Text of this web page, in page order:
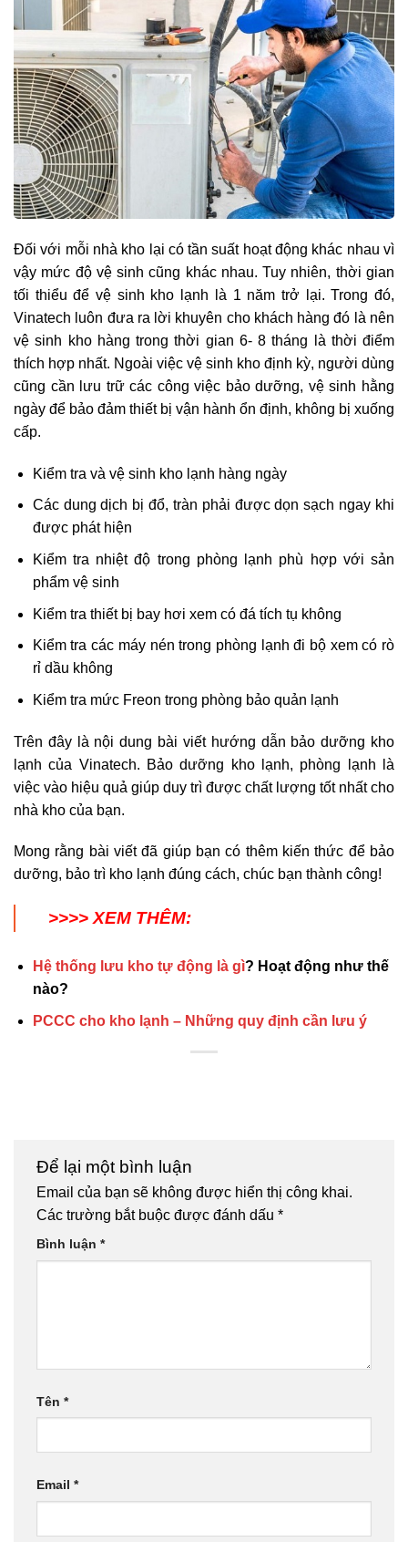
Đối với mỗi nhà kho lại có tần suất hoạt động khác nhau vì
vậy mức độ vệ sinh cũng khác nhau. Tuy nhiên, thời gian
tối thiểu để vệ sinh kho lạnh là 1 năm trở lại. Trong đó,
Vinatech luôn đưa ra lời khuyên cho khách hàng đó là nên
vệ sinh kho hàng trong thời gian 6- 8 tháng là thời điểm
thích hợp nhất. Ngoài việc vệ sinh kho định kỳ, người dùng
cũng cần lưu trữ các công việc bảo dưỡng, vệ sinh hằng
ngày để bảo đảm thiết bị vận hành ổn định, không bị xuống
cấp.
Kiểm tra và vệ sinh kho lạnh hàng ngày
Các dung dịch bị đổ, tràn phải được dọn sạch ngay khi
được phát hiện
Kiểm tra nhiệt độ trong phòng lạnh phù hợp với sản
phẩm vệ sinh
Kiểm tra thiết bị bay hơi xem có đá tích tụ không
Kiểm tra các máy nén trong phòng lạnh đi bộ xem có rò
rỉ dầu không
Kiểm tra mức Freon trong phòng bảo quản lạnh
Trên đây là nội dung bài viết hướng dẫn bảo dưỡng kho
lạnh của Vinatech. Bảo dưỡng kho lạnh, phòng lạnh là
việc vào hiệu quả giúp duy trì được chất lượng tốt nhất cho
nhà kho của bạn.
Mong rằng bài viết đã giúp bạn có thêm kiến thức để bảo
dưỡng, bảo trì kho lạnh đúng cách, chúc bạn thành công!
>>>> XEM THÊM:
Hệ thống lưu kho tự động là gì? Hoạt động như thế
nào?
PCCC cho kho lạnh – Những quy định cần lưu ý
Để lại một bình luận
Email của bạn sẽ không được hiển thị công khai.
Các trường bắt buộc được đánh dấu *
Bình luận *
Tên *
Email *